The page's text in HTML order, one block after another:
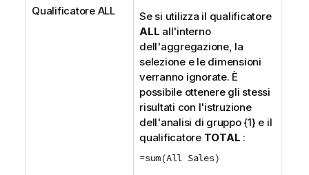
Qualificatore ALL
Se si utilizza il qualificatore
ALL all'interno
dell'aggregazione, la
selezione e le dimensioni
verranno ignorate. È
possibile ottenere gli stessi
risultati con l'istruzione
dell'analisi di gruppo {1} e il
qualificatore TOTAL :
=sum(All Sales)